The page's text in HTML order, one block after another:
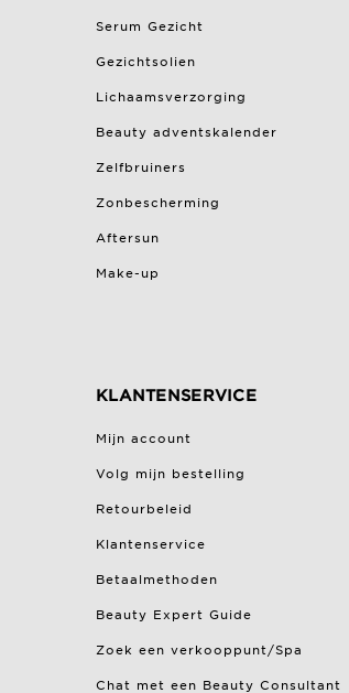
Serum Gezicht
Gezichtsolien
Lichaamsverzorging
Beauty adventskalender
Zelfbruiners
Zonbescherming
Aftersun
Make-up
KLANTENSERVICE
Mijn account
Volg mijn bestelling
Retourbeleid
Klantenservice
Betaalmethoden
Beauty Expert Guide
Zoek een verkooppunt/Spa
Chat met een Beauty Consultant